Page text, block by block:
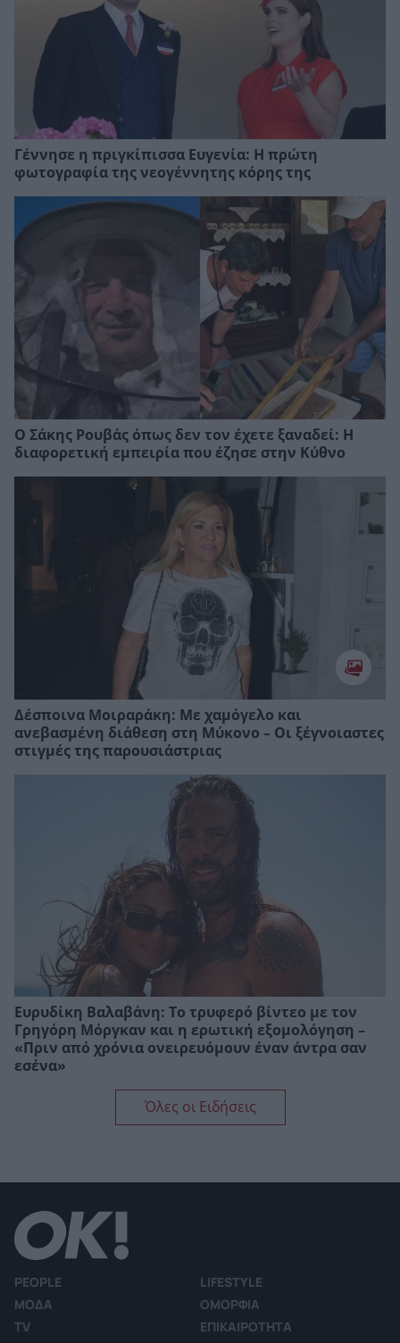
Γέννησε η πριγκίπισσα Ευγενία: Η πρώτη
φωτογραφία της νεογέννητης κόρης της
Ο Σάκης Ρουβάς όπως δεν τον έχετε ξαναδεί: Η
διαφορετική εμπειρία που έζησε στην Κύθνο
Δέσποινα Μοιραράκη: Με χαμόγελο και
ανεβασμένη διάθεση στη Μύκονο – Οι ξέγνοιαστες
στιγμές της παρουσιάστριας
Ευρυδίκη Βαλαβάνη: Το τρυφερό βίντεο με τον
Γρηγόρη Μόργκαν και η ερωτική εξομολόγηση –
«Πριν από χρόνια ονειρευόμουν έναν άντρα σαν
εσένα»
Όλες οι Ειδήσεις
PEOPLE
LIFESTYLE
ΜΟΔΑ
ΟΜΟΡΦΙΑ
TV
ΕΠΙΚΑΙΡΟΤΗΤΑ